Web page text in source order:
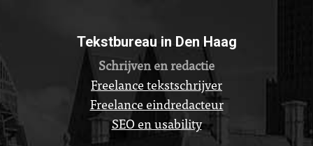
Tekstbureau in Den Haag
Schrijven en redactie
Freelance tekstschrijver
Freelance eindredacteur
SEO en usability